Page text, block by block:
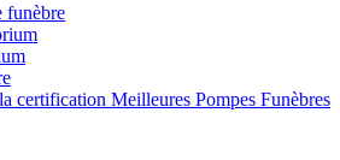
funèbre
certification Meilleures Pompes Funèbres